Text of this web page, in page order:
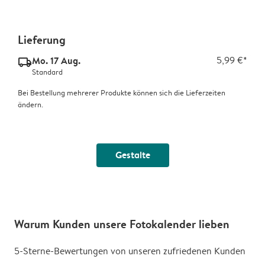
Lieferung
delivery_standard_v2Mo. 17 Aug. 5,99 €*
Standard
Bei Bestellung mehrerer Produkte können sich die Lieferzeiten
ändern.
Gestalte
Warum Kunden unsere Fotokalender lieben
5-Sterne-Bewertungen von unseren zufriedenen Kunden